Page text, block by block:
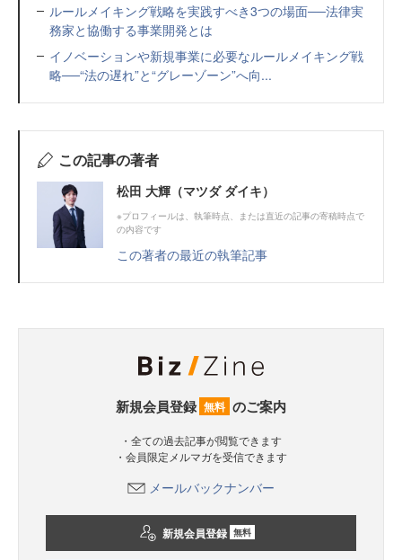
ルールメイキング戦略を実践すべき3つの場面──法律実
務家と協働する事業開発とは
イノベーションや新規事業に必要なルールメイキング戦
略──“法の遅れ”と“グレーゾーン”へ向...
この記事の著者
松田 大輝（マツダ ダイキ）
※プロフィールは、執筆時点、または直近の記事の寄稿時点で
の内容です
この著者の最近の執筆記事
新規会員登録 無料 のご案内
・全ての過去記事が閲覧できます
・会員限定メルマガを受信できます
メールバックナンバー
新規会員登録 無料